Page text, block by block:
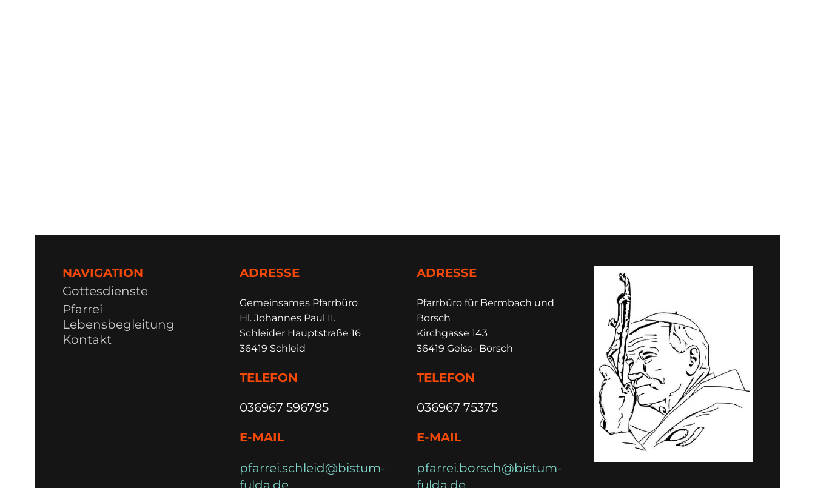
NAVIGATION
Gottesdienste
Pfarrei
Lebensbegleitung
Kontakt
ADRESSE
Gemeinsames Pfarrbüro
Hl. Johannes Paul II.
Schleider Hauptstraße 16
36419 Schleid
TELEFON
036967 596795
E-MAIL
pfarrei.schleid@bistum-
fulda.de
ADRESSE
Pfarrbüro für Bermbach und
Borsch
Kirchgasse 143
36419 Geisa- Borsch
TELEFON
036967 75375
E-MAIL
pfarrei.borsch@bistum-
fulda.de